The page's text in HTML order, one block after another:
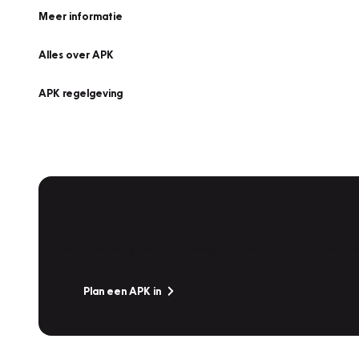
Meer informatie
Alles over APK
APK regelgeving
Plan een APK in